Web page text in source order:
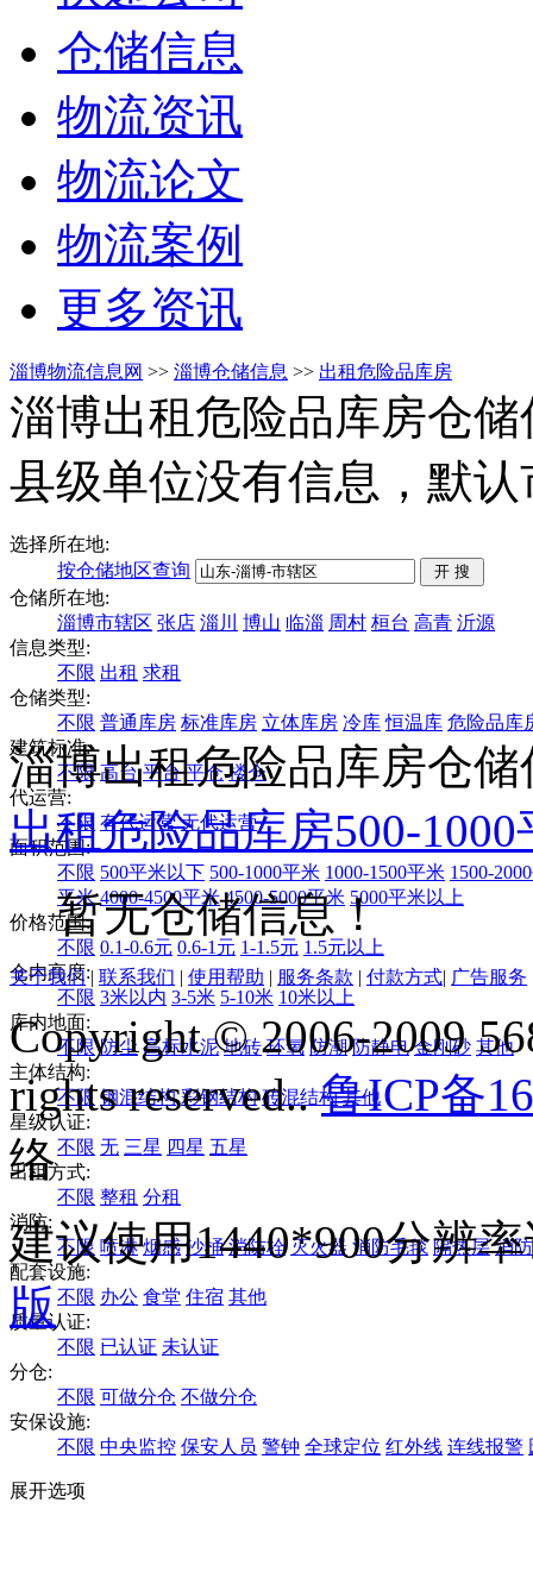
仓储信息
物流资讯
物流论文
物流案例
更多资讯
淄博物流信息网 >> 淄博仓储信息 >> 出租危险品库房
淄博出租危险品库房仓
县级单位没有信息，默
选择所在地:
按仓储地区查询
仓储所在地:
淄博市辖区 张店 淄川 博山 临淄 周村 桓台 高青 沂源
信息类型:
不限 出租 求租
仓储类型:
不限 普通库房 标准库房 立体库房 冷库 恒温库 危险品库
建筑标准:
不限 高台 平台 平仓 楼仓
代运营:
不限 有代运营 无代运营
面积范围:
不限 500平米以下 500-1000平米 1000-1500平米 1500-
平米 4000-4500平米 4500-5000平米 5000平米以上
价格范围:
不限 0.1-0.6元 0.6-1元 1-1.5元 1.5元以上
仓内高度:
不限 3米以内 3-5米 5-10米 10米以上
库内地面:
不限 防尘 高标水泥 地砖 环氧 防潮 防静电 金刚砂 其他
主体结构:
不限 钢混结构 彩钢结构 砖混结构 其他
星级认证:
不限 无 三星 四星 五星
出租方式:
不限 整租 分租
消防:
不限 喷淋 烟感 沙桶 消防栓 灭火器 消防毛毯 隔热层 消
配套设施:
不限 办公 食堂 住宿 其他
质量认证:
不限 已认证 未认证
分仓:
不限 可做分仓 不做分仓
安保设施:
不限 中央监控 保安人员 警钟 全球定位 红外线 连线报警
展开选项
淄博出租危险品库房仓储
出租危险品库房500-1000
暂无仓储信息！
关于我们| 联系我们 | 使用帮助 | 服务条款 | 付款方式| 广告服务
Copyright © 2006-2009
rights reserved..鲁ICP备
络
建议使用1440*900分辨
版